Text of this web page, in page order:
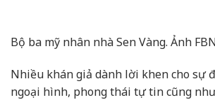
Bộ ba mỹ nhân nhà Sen Vàng. Ảnh
Nhiều khán giả dành lời khen cho sự
ngoại hình, phong thái tự tin cũng